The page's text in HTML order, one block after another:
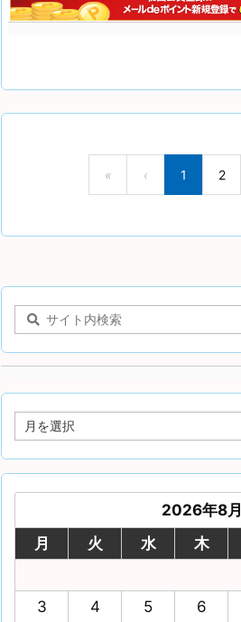
« ‹ 1 2
2026年8月
月
火 水 木
3
4 5 6